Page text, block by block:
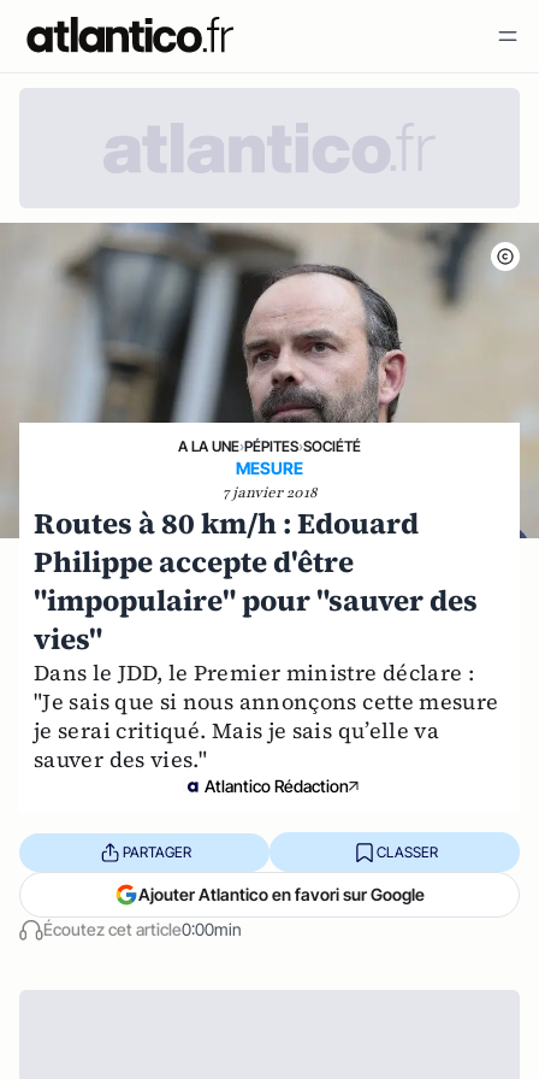
A LA UNE›PÉPITES›SOCIÉTÉ
MESURE
7 janvier 2018
Routes à 80 km/h : Edouard
Philippe accepte d'être
"impopulaire" pour "sauver des
vies"
Dans le JDD, le Premier ministre déclare :
"Je sais que si nous annonçons cette mesure
je serai critiqué. Mais je sais qu’elle va
sauver des vies."
Atlantico Rédaction
Écoutez cet article0:00min
PARTAGER CLASSER
Ajouter Atlantico en favori sur Google